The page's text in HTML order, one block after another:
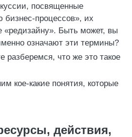
посвященные
бизнес-процессов», их
Быть может, вы
означают эти термины?
разберемся, что же это такое
кое-какие понятия, которые
действия,